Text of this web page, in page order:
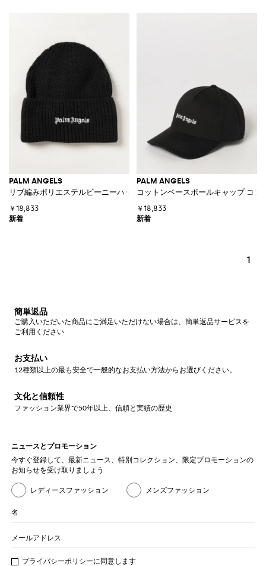
PALM ANGELS
リブ編みポリエステルビーニーハット カフ付きヘムとロゴ
￥18,833
PALM ANGELS
コットンベースボールキャップ コン
￥18,833
1
簡単返品
ご購入いただいた商品にご満足いただけない場合は、簡単返品サービスを
ご利用ください
お支払い
12種類以上の最も安全で一般的なお支払い方法からお選びください。
文化と信頼性
ファッション業界で50年以上、信頼と実績の歴史
ニュースとプロモーション
今すぐ登録して、最新ニュース、特別コレクション、限定プロモーションの
お知らせを受け取りましょう
レディースファッション メンズファッション
名
メールアドレス
プライバシーポリシーに同意します